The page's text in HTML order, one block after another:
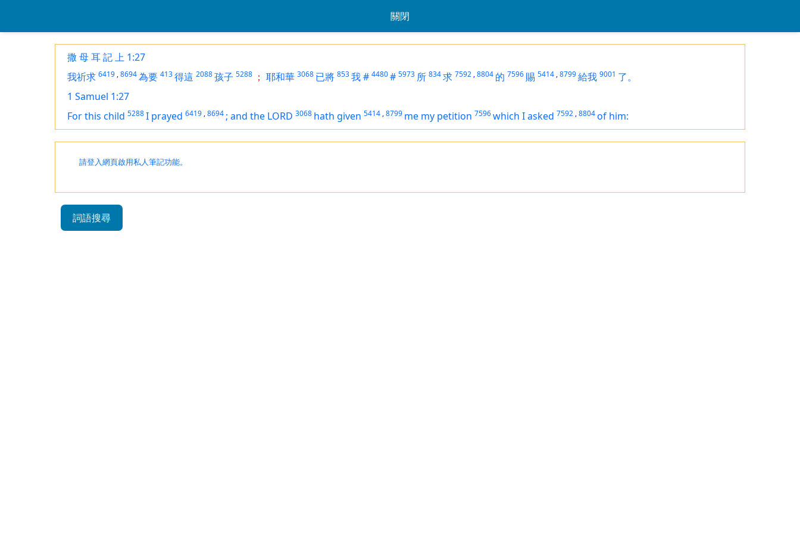
關閉
撒 母 耳 記 上 1:27
我祈求 6419 ,8694為要 413得這 2088孩子 5288 ； 耶和華 3068 已將 853我# 4480# 5973 所 834求 7592 ,8804 的 7596 賜 5414 ,8799給我 9001 了。
1 Samuel 1:27
For this child 5288I prayed 6419 ,8694 ; and the LORD 3068 hath given 5414 ,8799 me my petition 7596which I asked 7592 ,8804of him:
請登入網頁啟用私人筆記功能。
詞語搜尋